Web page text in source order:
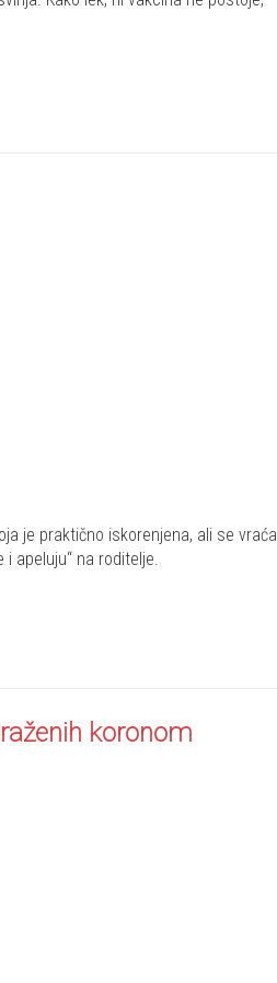
je praktično iskorenjena, ali se vraća
apeluju“ na roditelje.
koronom